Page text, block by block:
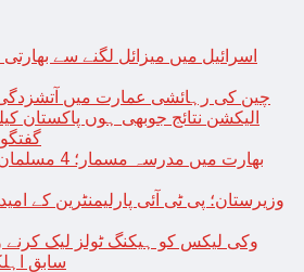
چین کی رہائشی عمارت میں آتشزدگی، 15 افراد
الیکشن نتائج جوبھی ہوں پاکستان
وزیرستان؛ پی ٹی آئی پارلیمنٹرین کے
وکی لیکس کو ہیکنگ ٹولز لیک کرنے
سابق اہلکار